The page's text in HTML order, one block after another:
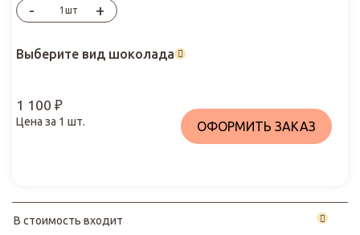
- шт +
Выберите вид шоколада
1 100 ₽
Цена за 1 шт. ОФОРМИТЬ ЗАКАЗ
В стоимость входит